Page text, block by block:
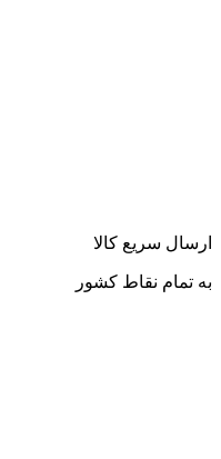
ارسال سریع کالا
به تمام نقاط کشور